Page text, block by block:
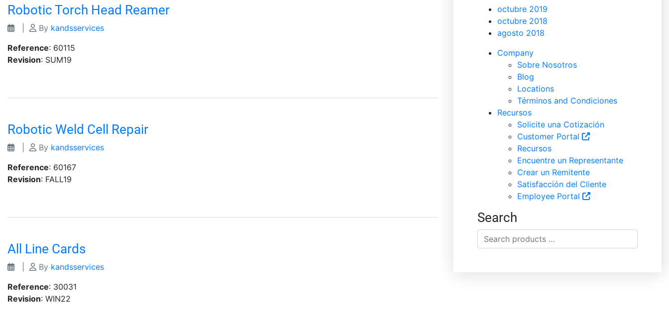
Robotic Torch Head Reamer
By kandsservices
Reference: 60115
Revision: SUM19
Robotic Weld Cell Repair
By kandsservices
Reference: 60167
Revision: FALL19
All Line Cards
By kandsservices
Reference: 30031
Revision: WIN22
octubre 2019
octubre 2018
agosto 2018
Company
Sobre Nosotros
Blog
Locations
Términos and Condiciones
Recursos
Solicite una Cotización
Customer Portal
Recursos
Encuentre un Representante
Crear un Remitente
Satisfacción del Cliente
Employee Portal
Search
Search
products